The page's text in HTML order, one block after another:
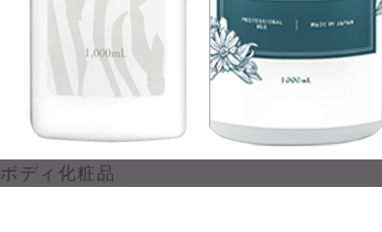
ボディ化粧品